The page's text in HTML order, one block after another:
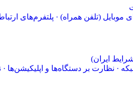
(تلفن همراه) · پلتفرم‌های
ایران)
· نظارت بر دستگاه‌ها و اپلیکیشن‌ها